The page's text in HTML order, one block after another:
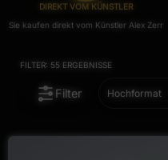
DIREKT VOM KÜNSTLER
Sie kaufen direkt vom Künstler Alex Zerr
FILTER: 55 ERGEBNISSE
Filter Hochformat